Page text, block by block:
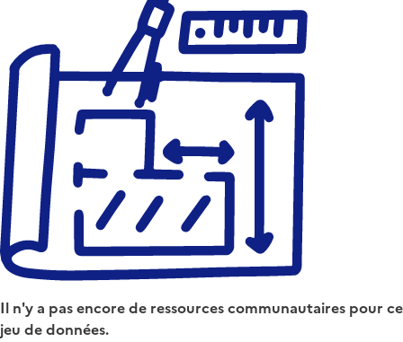
Il n'y a pas encore de ressources communautaires pour ce
jeu de données.